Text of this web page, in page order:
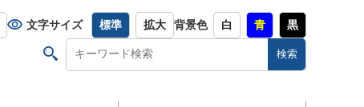
文字サイズ 標準 拡大 背景色 白 青 黒